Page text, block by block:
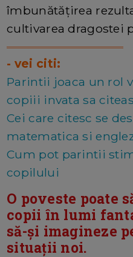
îmbunătățirea
cultivarea dragostei
- vei citi:
Parintii joaca un rol
copiii invata sa
Cei care citesc se
matematica si
Cum pot parintii
copilului
O poveste poate
copii în lumi
să-și imagineze
situații noi.